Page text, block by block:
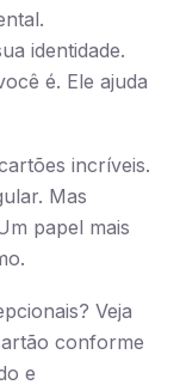
identidade.
é. Ele ajuda
incríveis.
Mas
papel mais
Veja
conforme
e